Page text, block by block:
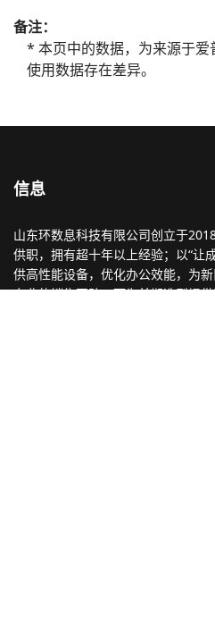
备注：
* 本页中的数据，为来源于
使用数据存在差异。
信息
山东环数息科技有限公司创立于
供职，拥有超十年以上经验；以“让
供高性能设备，优化办公效能，为
专业的销售团队，可为前期选型提